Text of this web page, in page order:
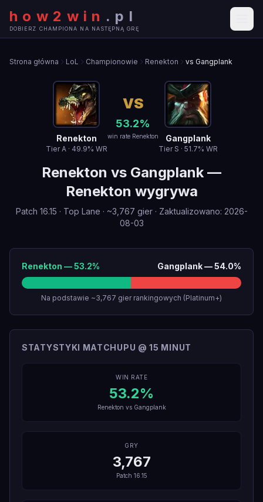
how2win . pl
DOBIERZ CHAMPIONA NA NASTĘPNĄ GRĘ
Strona główna LoL Championowie Renekton vs Gangplank
Renekton
TierA· 49.9% WR
VS
53.2%
win rate Renekton Gangplank
Tier S · 51.7% WR
Renekton vs Gangplank —
Renekton wygrywa
Patch 16.15 · Top Lane · ~3,767 gier· Zaktualizowano: 2026-
08-03
Renekton —53.2% Gangplank—54.0%
Na podstawie ~3,767 gier rankingowych (Platinum+)
STATYSTYKI MATCHUPU @ 15 MINUT
WIN RATE
53.2%
Renekton vs Gangplank
GRY
3,767
Patch 16.15